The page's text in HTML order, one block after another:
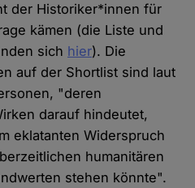
der Historiker*innen für
kämen (die Liste und
sich hier). Die
auf der Shortlist sind laut
"deren
darauf hindeutet,
eklatanten Widerspruch
humanitären
stehen könnte".